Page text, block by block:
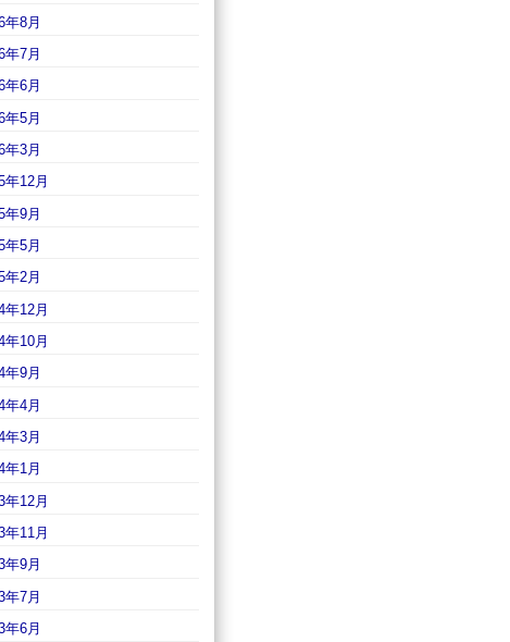
年8月
年7月
年6月
年5月
年3月
年12月
年9月
年5月
年2月
年12月
年10月
年9月
年4月
年3月
年1月
年12月
年11月
年9月
年7月
年6月